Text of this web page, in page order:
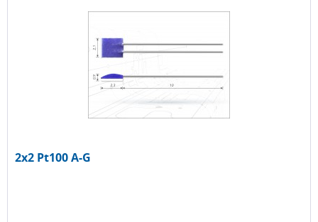
2x2 Pt100 A-G